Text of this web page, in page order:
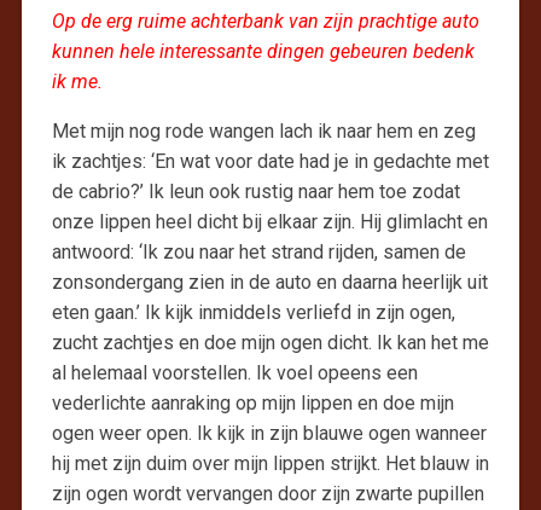
Op de erg ruime achterbank van zijn prachtige auto
kunnen hele interessante dingen gebeuren bedenk
ik me.
Met mijn nog rode wangen lach ik naar hem en zeg
ik zachtjes: ‘En wat voor date had je in gedachte met
de cabrio?’ Ik leun ook rustig naar hem toe zodat
onze lippen heel dicht bij elkaar zijn. Hij glimlacht en
antwoord: ‘Ik zou naar het strand rijden, samen de
zonsondergang zien in de auto en daarna heerlijk uit
eten gaan.’ Ik kijk inmiddels verliefd in zijn ogen,
zucht zachtjes en doe mijn ogen dicht. Ik kan het me
al helemaal voorstellen. Ik voel opeens een
vederlichte aanraking op mijn lippen en doe mijn
ogen weer open. Ik kijk in zijn blauwe ogen wanneer
hij met zijn duim over mijn lippen strijkt. Het blauw in
zijn ogen wordt vervangen door zijn zwarte pupillen